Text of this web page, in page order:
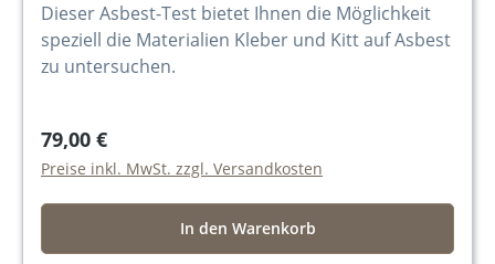
Dieser Asbest-Test bietet Ihnen die Möglichkeit
speziell die Materialien Kleber und Kitt auf Asbest
zu untersuchen.
79,00 €
Preise inkl. MwSt. zzgl. Versandkosten
In den Warenkorb